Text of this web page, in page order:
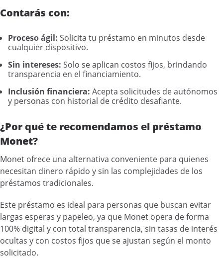
Contarás con:
Proceso ágil: Solicita tu préstamo en minutos desde
cualquier dispositivo.
Sin intereses: Solo se aplican costos fijos, brindando
transparencia en el financiamiento.
Inclusión financiera: Acepta solicitudes de autónomos
y personas con historial de crédito desafiante.
¿Por qué te recomendamos el préstamo
Monet?
Monet ofrece una alternativa conveniente para quienes
necesitan dinero rápido y sin las complejidades de los
préstamos tradicionales.
Este préstamo es ideal para personas que buscan evitar
largas esperas y papeleo, ya que Monet opera de forma
100% digital y con total transparencia, sin tasas de interés
ocultas y con costos fijos que se ajustan según el monto
solicitado.